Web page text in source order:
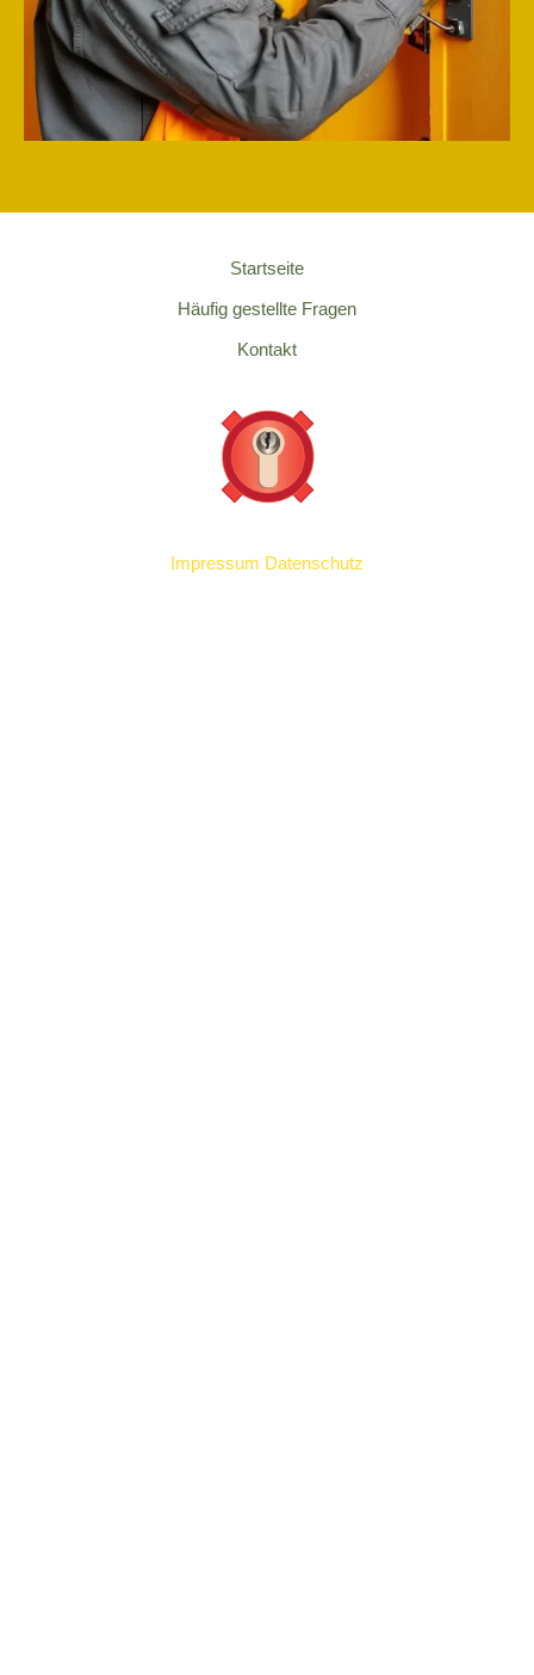
Startseite
Häufig gestellte Fragen
Kontakt
Impressum Datenschutz